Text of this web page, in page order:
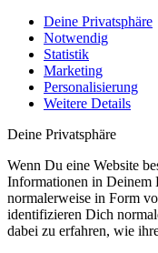
Deine Privatsphäre
Notwendig
Statistik
Marketing
Personalisierung
Weitere Details
Deine Privatsphäre
Wenn Du eine Website
Informationen in Deinem
normalerweise in Form
identifizieren Dich
dabei zu erfahren, wie